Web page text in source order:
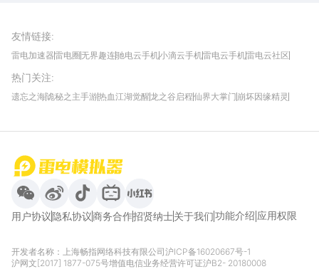
友情链接:
雷电加速器雷电圈无界趣连驰电云手机小滴云手机雷电云手机雷电云社区
我爱vr网华军软件园
热门关注:
遗忘之海诡秘之主手游热血江湖觉醒龙之谷启程仙界大掌门 崩坏因缘精灵
用户协议隐私协议商务合作招贤纳士关于我们功能介绍 应用权限
开发者名称：上海畅指网络科技有限公司沪ICP备16020667号-1
沪网文[2017] 1877-075号增值电信业务经营许可证沪B2- 20180008
首页
微信
微博 抖音 哔哩哔哩